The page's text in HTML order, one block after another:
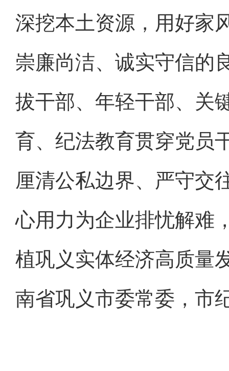
深挖本土资源，用好家
崇廉尚洁、诚实守信的
拔干部、年轻干部、关
育、纪法教育贯穿党员
厘清公私边界、严守交
心用力为企业排忧解难
植巩义实体经济高质量
南省巩义市委常委，市